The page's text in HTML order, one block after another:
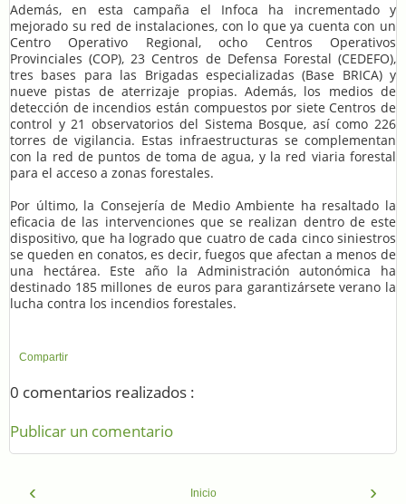
Además, en esta campaña el Infoca ha incrementado y
mejorado su red de instalaciones, con lo que ya cuenta con un
Centro Operativo Regional, ocho Centros Operativos
Provinciales (COP), 23 Centros de Defensa Forestal (CEDEFO),
tres bases para las Brigadas especializadas (Base BRICA) y
nueve pistas de aterrizaje propias. Además, los medios de
detección de incendios están compuestos por siete Centros de
control y 21 observatorios del Sistema Bosque, así como 226
torres de vigilancia. Estas infraestructuras se complementan
con la red de puntos de toma de agua, y la red viaria forestal
para el acceso a zonas forestales.
Por último, la Consejería de Medio Ambiente ha resaltado la
eficacia de las intervenciones que se realizan dentro de este
dispositivo, que ha logrado que cuatro de cada cinco siniestros
se queden en conatos, es decir, fuegos que afectan a menos de
una hectárea. Este año la Administración autonómica ha
destinado 185 millones de euros para garantizársete verano la
lucha contra los incendios forestales.
Compartir
0 comentarios realizados :
Publicar un comentario
‹ ›
Inicio